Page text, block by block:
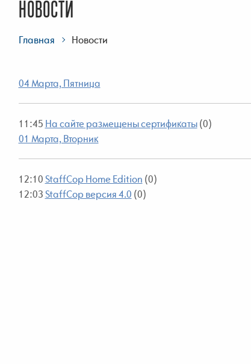
НОВОСТИ
Главная Новости
04 Марта, Пятница
11:45 На сайте размещены сертификаты (0)
01 Марта, Вторник
12:10StaffCop Home Edition (0)
12:03StaffCop версия 4.0 (0)